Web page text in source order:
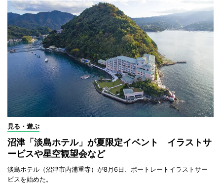
見る・遊ぶ
沼津「淡島ホテル」が夏限定イベント イラストサ
ービスや星空観望会など
淡島ホテル（沼津市内浦重寺）が8月6日、ポートレートイラストサー
ビスを始めた。